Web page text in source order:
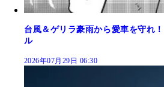
台風＆ゲリラ豪雨から愛車を守れ
ル
2026年07月29日 06:30